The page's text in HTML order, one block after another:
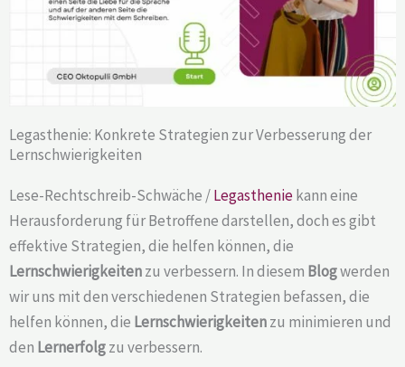
Legasthenie: Konkrete Strategien zur Verbesserung der
Lernschwierigkeiten
Lese-Rechtschreib-Schwäche /Legastheniekann eine
Herausforderung für Betroffene darstellen, doch es gibt
effektive Strategien, die helfen können, die
Lernschwierigkeitenzu verbessern. In diesem Blogwerden
wir uns mit den verschiedenen Strategien befassen, die
helfen können, die Lernschwierigkeitenzu minimieren und
den Lernerfolgzu verbessern.